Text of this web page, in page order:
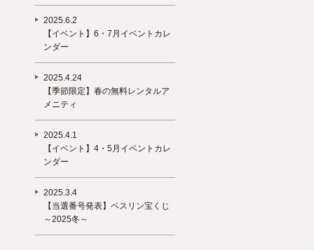
2025.6.2
【イベント】6・7月イベントカレ
ンダー
2025.4.24
【季節限定】春の無料レンタルア
メニティ
2025.4.1
【イベント】4・5月イベントカレ
ンダー
2025.3.4
【当選番号発表】ベスリン宝くじ
～2025冬～